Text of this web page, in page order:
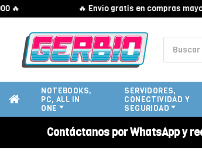
🔥 Envío gratis en compras mayores
NOTEBOOKS,
PC, ALL IN
ONE
SERVIDORES,
CONECTIVIDAD Y
SEGURIDAD
Contáctanos por WhatsApp y